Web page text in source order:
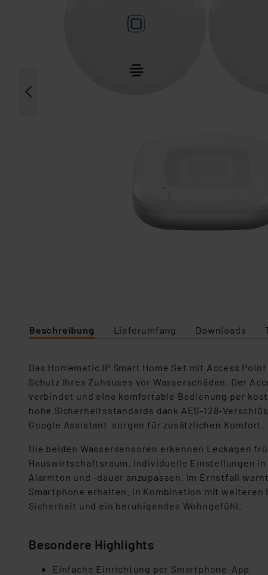
Beschreibung Lieferumfang Downloads
Das Homematic IP Smart Home Set mit Access
Schutz Ihres Zuhauses vor Wasserschäden. Der
verbindet und eine komfortable Bedienung per
hohe Sicherheitsstandards dank AES-128-
Google Assistant sorgen für zusätzlichen Komfort.
Die beiden Wassersensoren erkennen Leckagen
Hauswirtschaftsraum. Individuelle Einstellungen
Alarmton und -dauer anzupassen. Im Ernstfall
Smartphone erhalten. In Kombination mit weiteren
Sicherheit und ein beruhigendes Wohngefühl.
Besondere Highlights
Einfache Einrichtung per Smartphone-App